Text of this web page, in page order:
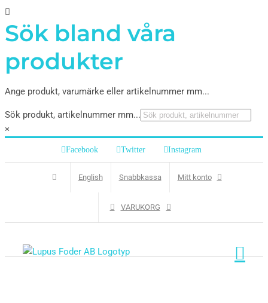
Sök bland våra
produkter
Ange produkt, varumärke eller artikelnummer mm...
Sök produkt, artikelnummer mm...
×
Facebook Twitter Instagram
English Snabbkassa Mitt konto
VARUKORG